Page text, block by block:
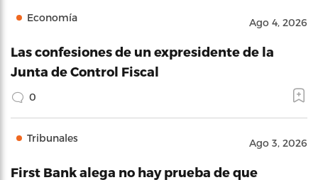
Economía Ago 4, 2026
Las confesiones de un expresidente de la
Junta de Control Fiscal
0
Tribunales Ago 3, 2026
First Bank alega no hay prueba de que